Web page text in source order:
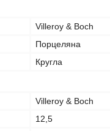
Villeroy & Boch
Порцеляна
Кругла
Villeroy & Boch
12,5